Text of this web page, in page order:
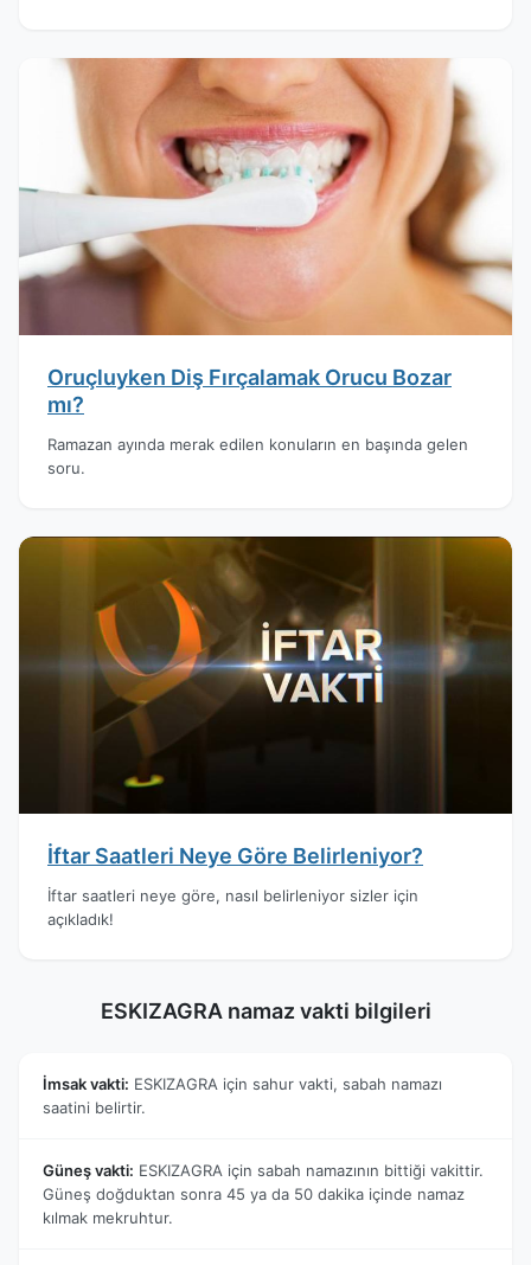
Oruçluyken Diş Fırçalamak Orucu Bozar
mı?
Ramazan ayında merak edilen konuların en başında gelen
soru.
İftar Saatleri Neye Göre Belirleniyor?
İftar saatleri neye göre, nasıl belirleniyor sizler için
açıkladık!
ESKIZAGRA namaz vakti bilgileri
İmsak vakti: ESKIZAGRA için sahur vakti, sabah namazı
saatini belirtir.
Güneş vakti: ESKIZAGRA için sabah namazının bittiği vakittir.
Güneş doğduktan sonra 45 ya da 50 dakika içinde namaz
kılmak mekruhtur.